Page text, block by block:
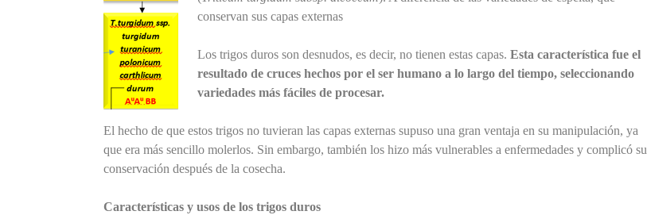
conservan sus capas externas
Los trigos duros son desnudos, es decir, no tienen estas capas. Esta característica fue el
resultado de cruces hechos por el ser humano a lo largo del tiempo, seleccionando
variedades más fáciles de procesar.
El hecho de que estos trigos no tuvieran las capas externas supuso una gran ventaja en su manipulación, ya
que era más sencillo molerlos. Sin embargo, también los hizo más vulnerables a enfermedades y complicó su
conservación después de la cosecha.
Características y usos de los trigos duros